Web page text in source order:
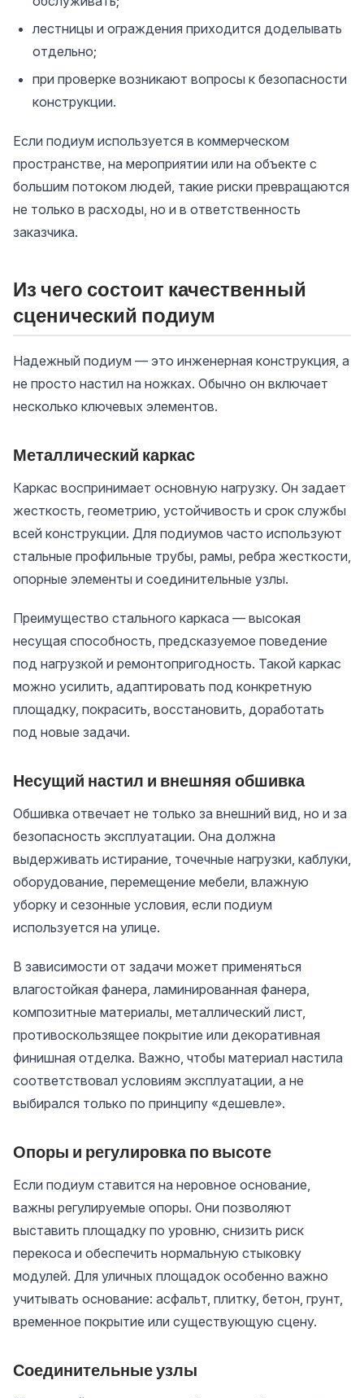
лестницы и ограждения приходится доделывать
отдельно;
при проверке возникают вопросы к безопасности
конструкции.
Если подиум используется в коммерческом
пространстве, на мероприятии или на объекте с
большим потоком людей, такие риски превращаются
не только в расходы, но и в ответственность
заказчика.
Из чего состоит качественный
сценический подиум
Надежный подиум — это инженерная конструкция, а
не просто настил на ножках. Обычно он включает
несколько ключевых элементов.
Металлический каркас
Каркас воспринимает основную нагрузку. Он задает
жесткость, геометрию, устойчивость и срок службы
всей конструкции. Для подиумов часто используют
стальные профильные трубы, рамы, ребра жесткости,
опорные элементы и соединительные узлы.
Преимущество стального каркаса — высокая
несущая способность, предсказуемое поведение
под нагрузкой и ремонтопригодность. Такой каркас
можно усилить, адаптировать под конкретную
площадку, покрасить, восстановить, доработать
под новые задачи.
Несущий настил и внешняя обшивка
Обшивка отвечает не только за внешний вид, но и за
безопасность эксплуатации. Она должна
выдерживать истирание, точечные нагрузки, каблуки,
оборудование, перемещение мебели, влажную
уборку и сезонные условия, если подиум
используется на улице.
В зависимости от задачи может применяться
влагостойкая фанера, ламинированная фанера,
композитные материалы, металлический лист,
противоскользящее покрытие или декоративная
финишная отделка. Важно, чтобы материал настила
соответствовал условиям эксплуатации, а не
выбирался только по принципу «дешевле».
Опоры и регулировка по высоте
Если подиум ставится на неровное основание,
важны регулируемые опоры. Они позволяют
выставить площадку по уровню, снизить риск
перекоса и обеспечить нормальную стыковку
модулей. Для уличных площадок особенно важно
учитывать основание: асфальт, плитку, бетон, грунт,
временное покрытие или существующую сцену.
Соединительные узлы